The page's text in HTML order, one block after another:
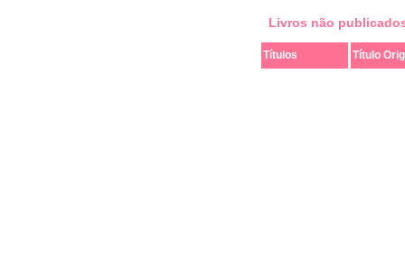
Livros não
Títulos Título